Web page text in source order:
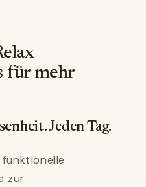
–
für mehr
Jeden Tag.
funktionelle
zur